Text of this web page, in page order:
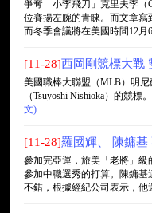
爭奪「小李飛刀」克里夫李（
位賽揚左腕的青睞。而文章
而冬季會議將在美國時間12月
[11-28]西岡剛競標大戰
美國職棒大聯盟（MLB）明尼
（Tsuyoshi Nishioka）的競
文)
[11-28]羅國輝、 陳鏞基
參加完亞運，旅美「老將」
參加中職選秀的打算。陳鏞
不錯，根據經紀公司表示，他